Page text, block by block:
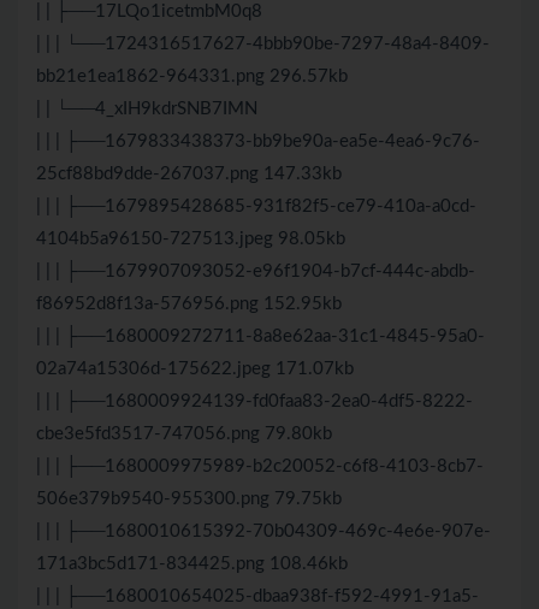
| | ├──17LQo1icetmbM0q8
| | | └──1724316517627-4bbb90be-7297-48a4-8409-
bb21e1ea1862-964331.png 296.57kb
| | └──4_xIH9kdrSNB7IMN
| | | ├──1679833438373-bb9be90a-ea5e-4ea6-9c76-
25cf88bd9dde-267037.png 147.33kb
| | | ├──1679895428685-931f82f5-ce79-410a-a0cd-
4104b5a96150-727513.jpeg 98.05kb
| | | ├──1679907093052-e96f1904-b7cf-444c-abdb-
f86952d8f13a-576956.png 152.95kb
| | | ├──1680009272711-8a8e62aa-31c1-4845-95a0-
02a74a15306d-175622.jpeg 171.07kb
| | | ├──1680009924139-fd0faa83-2ea0-4df5-8222-
cbe3e5fd3517-747056.png 79.80kb
| | | ├──1680009975989-b2c20052-c6f8-4103-8cb7-
506e379b9540-955300.png 79.75kb
| | | ├──1680010615392-70b04309-469c-4e6e-907e-
171a3bc5d171-834425.png 108.46kb
| | | ├──1680010654025-dbaa938f-f592-4991-91a5-